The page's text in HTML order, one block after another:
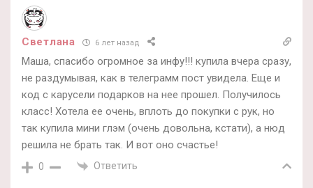
Светлана 6 лет назад
Маша, спасибо огромное за инфу!!! купила вчера сразу,
не раздумывая, как в телеграмм пост увидела. Еще и
код с карусели подарков на нее прошел. Получилось
класс! Хотела ее очень, вплоть до покупки с рук, но
так купила мини глэм (очень довольна, кстати), а нюд
решила не брать так. И вот оно счастье!
0 Ответить